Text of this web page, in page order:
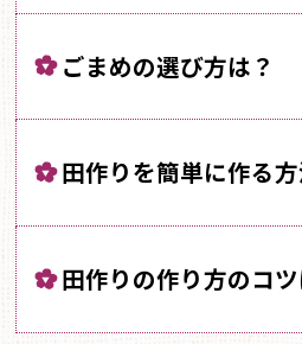
ごまめの選び方は？
田作りを簡単に作る方
田作りの作り方のコツ